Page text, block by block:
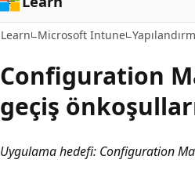
Learn Microsoft Intune
Configuration
geçiş
Uygulama hedefi: Configuration